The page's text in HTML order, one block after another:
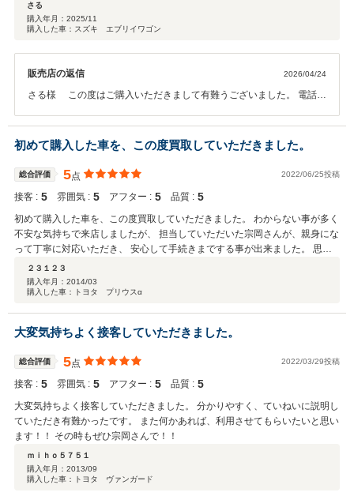
さる
購入年月： 2025/11
購入した車：スズキ エブリイワゴン
販売店の返信 2026/04/24
さる様 この度はご購入いただきまして有難うございました。 電話で
した。 お車の売買だけではなく、しっかりと受付対応、電話対応共々
しっかりと教育改善させて頂きます。 貴重なご意見を有難うございま
した。また今後とも宜しくお願い致します。
初めて購入した車を、この度買取していただきました。
総合評価 5点 2022/06/25投稿
接客 : 5 雰囲気 : 5 アフター : 5 品質 : 5
初めて購入した車を、この度買取していただきました。 わからない事が多く
不安な気持ちで来店しましたが、 担当していただいた宗岡さんが、親身にな
って丁寧に対応いただき、 安心して手続きまでする事が出来ました。 思い
出深い車を手放すことがあれば、またご相談させていただきたいと思いま
す。 ありがとうございました。
２３１２３
購入年月： 2014/03
購入した車：トヨタ プリウスα
大変気持ちよく接客していただきました。
総合評価 5点 2022/03/29投稿
接客 : 5 雰囲気 : 5 アフター : 5 品質 : 5
大変気持ちよく接客していただきました。 分かりやすく、ていねいに説明し
ていただき有難かったです。 また何かあれば、利用させてもらいたいと思い
ます！！ その時もぜひ宗岡さんで！！
ｍｉｈｏ５７５１
購入年月： 2013/09
購入した車：トヨタ ヴァンガード